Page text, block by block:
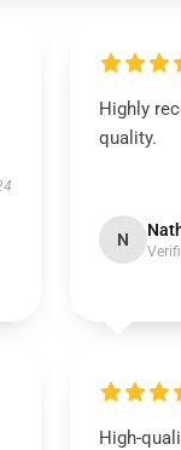
Highly
quality.
N
High-